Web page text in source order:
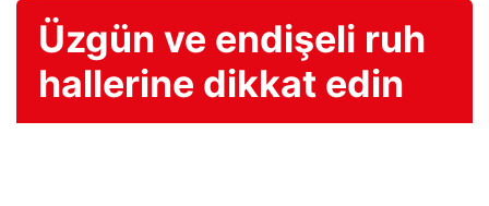
Üzgün ​​ve endişeli ruh
hallerine dikkat edin